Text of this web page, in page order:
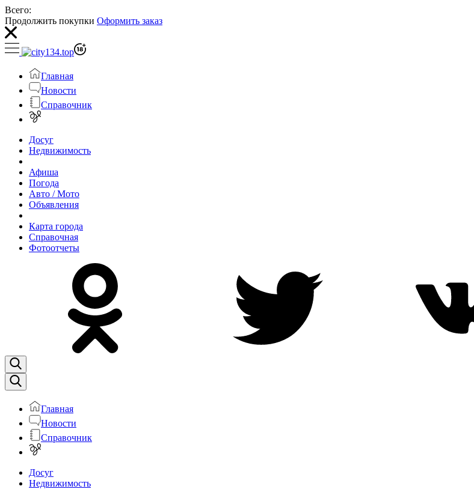
Всего:
Продолжить покупки Оформить заказ
Главная
Новости
Справочник
Досуг
Недвижимость
Афиша
Погода
Авто / Мото
Объявления
Карта города
Справочная
Фотоотчеты
Главная
Новости
Справочник
Досуг
Недвижимость